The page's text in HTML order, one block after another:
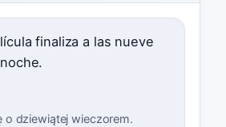
finaliza a las nueve
o dziewiątej wieczorem.